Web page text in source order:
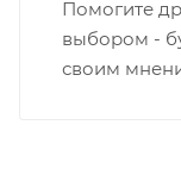
Помогите
выбором -
своим